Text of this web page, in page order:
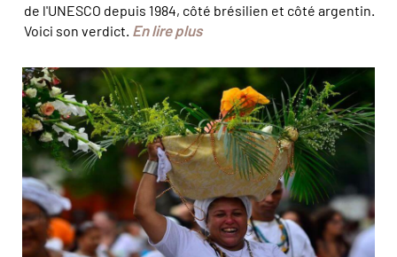
de l'UNESCO depuis 1984, côté brésilien et côté argentin.
Voici son verdict. En lire plus
Les offrandes de fleurs transportées par les pratiquants
du Candomblé et Umbanda © Agência Brasil